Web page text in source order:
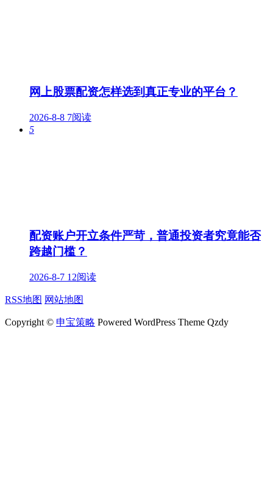
网上股票配资怎样选到真正专业的平台？
2026-8-8 7阅读
5
配资账户开立条件严苛，普通投资者究竟能否
跨越门槛？
2026-8-7 12阅读
RSS地图 网站地图
Copyright © 申宝策略 Powered WordPress Theme Qzdy